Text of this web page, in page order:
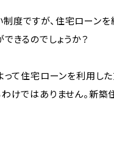
度ですが、住宅ローン
きるのでしょうか？
って住宅ローンを利用し
けではありません。新築